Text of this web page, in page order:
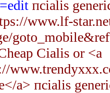
пcialis
www.lf-
Cialis or <a
a> пcialis